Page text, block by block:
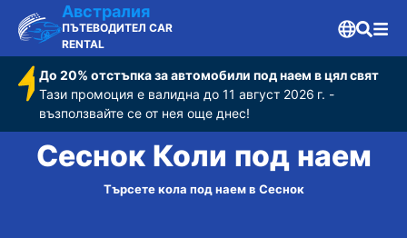
Австралия
ПЪТЕВОДИТЕЛ CAR
RENTAL
До 20% отстъпка за автомобили под наем в цял свят
Тази промоция е валидна до 11 август 2026 г. -
възползвайте се от нея още днес!
Сеснок Коли под наем
Търсете кола под наем в Сеснок